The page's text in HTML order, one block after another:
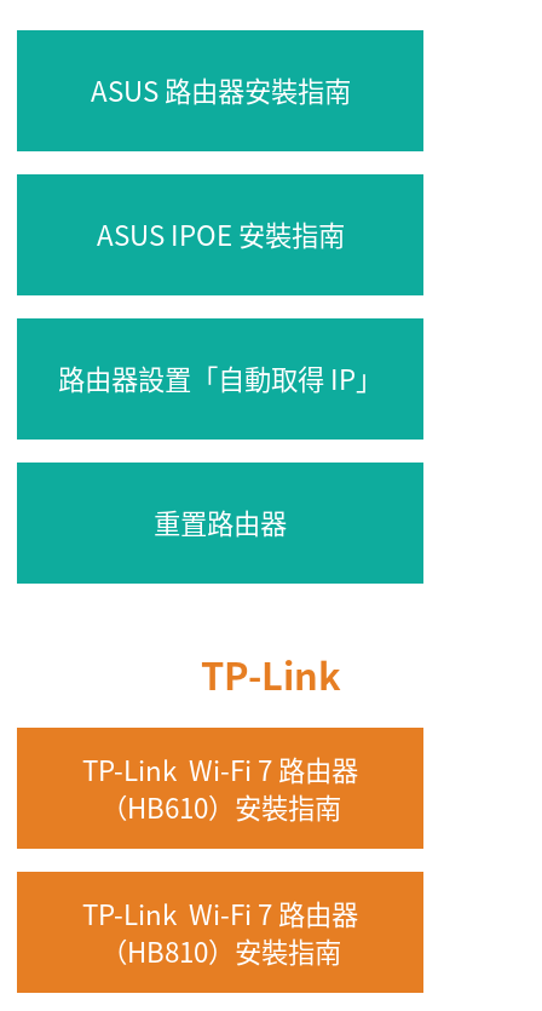
ASUS 路由器安裝指南
ASUS IPOE 安裝指南
路由器設置「自動取得 IP」
重置路由器
TP-Link
TP-Link Wi-Fi 7 路由器
（HB610）安裝指南
TP-Link Wi-Fi 7 路由器
（HB810）安裝指南